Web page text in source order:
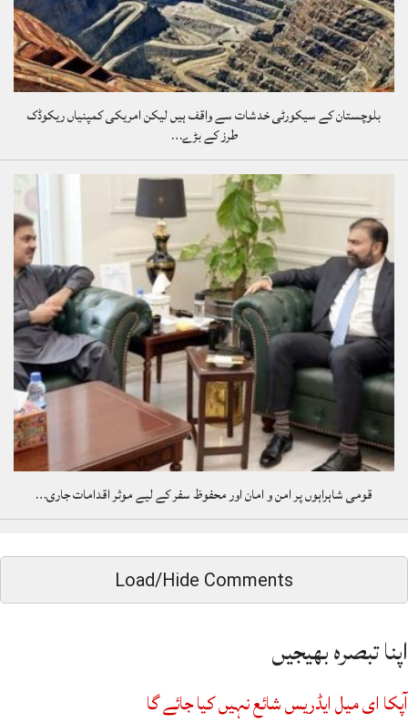
بلوچستان کے سیکورٹی خدشات سے واقف ہیں لیکن امریکی کمپنیاں ریکوڈک
طرز کے بڑے…
قومی شاہراہوں پر امن و امان اور محفوظ سفر کے لیے موثر اقدامات جاری…
Load/Hide Comments
اپنا تبصرہ بھیجیں
آپکا ای میل ایڈریس شائع نہیں کیا جائے گا